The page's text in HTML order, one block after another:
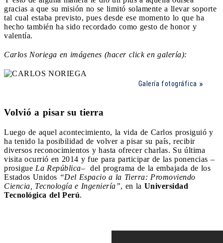
gracias a que su misión no se limitó solamente a llevar soporte
tal cual estaba previsto, pues desde ese momento lo que ha
hecho también ha sido recordado como gesto de honor y
valentía.
Carlos Noriega en imágenes (hacer click en galería):
Galería fotográfica
Volvió a pisar su tierra
Luego de aquel acontecimiento, la vida de Carlos prosiguió y
ha tenido la posibilidad de volver a pisar su país, recibir
diversos reconocimientos y hasta ofrecer charlas. Su última
visita ocurrió en 2014 y fue para participar de las ponencias –
prosigue La República– del programa de la embajada de los
Estados Unidos “Del Espacio a la Tierra: Promoviendo
Ciencia, Tecnología e Ingeniería”, en la Universidad
Tecnológica del Perú.